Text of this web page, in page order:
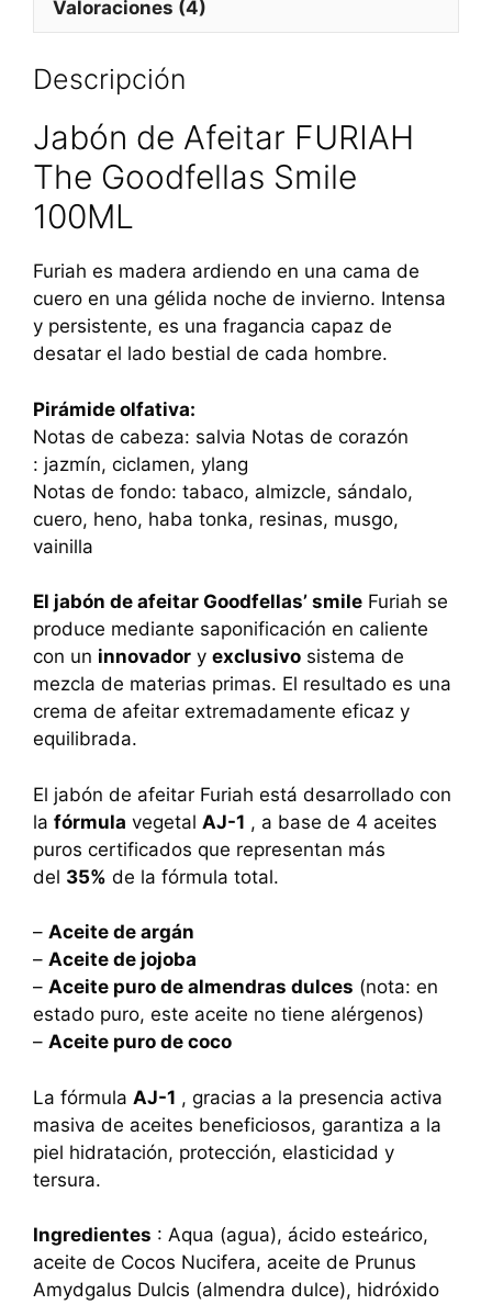
l
0
m
l
Valoraciones (4)
Descripción
Jabón de Afeitar FURIAH
The Goodfellas Smile
100ML
Furiah es madera ardiendo en una cama de
cuero en una gélida noche de invierno. Intensa
y persistente, es una fragancia capaz de
desatar el lado bestial de cada hombre.
Pirámide olfativa:
Notas de cabeza: salvia Notas de corazón
: jazmín, ciclamen, ylang
Notas de fondo: tabaco, almizcle, sándalo,
cuero, heno, haba tonka, resinas, musgo,
vainilla
El jabón de afeitar Goodfellas’ smile Furiah se
produce mediante saponificación en caliente
con un innovador y exclusivo sistema de
mezcla de materias primas. El resultado es una
crema de afeitar extremadamente eficaz y
equilibrada.
El jabón de afeitar Furiah está desarrollado con
la fórmula vegetal AJ-1 , a base de 4 aceites
puros certificados que representan más
del 35% de la fórmula total.
– Aceite de argán
– Aceite de jojoba
– Aceite puro de almendras dulces (nota: en
estado puro, este aceite no tiene alérgenos)
– Aceite puro de coco
La fórmula AJ-1 , gracias a la presencia activa
masiva de aceites beneficiosos, garantiza a la
piel hidratación, protección, elasticidad y
tersura.
Ingredientes : Aqua (agua), ácido esteárico,
aceite de Cocos Nucifera, aceite de Prunus
Amydgalus Dulcis (almendra dulce), hidróxido